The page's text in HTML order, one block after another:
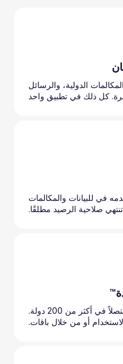
الدولية، والرسائل
كل ذلك في تطبيق واحد
في للبيانات والمكالمات
صلاحية الرصيد مطلقًا.
ثّبَِت التطبيق مرة واحدة وابق متصلاً في أكثر من 200 دولة.
أو من خلال باقات.